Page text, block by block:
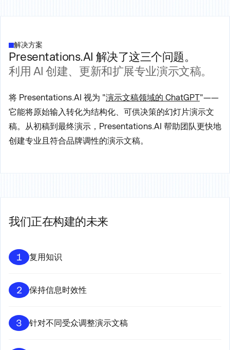
解决方案
Presentations.AI 解决了这三个问题。
利用 AI 创建、更新和扩展专业演示文稿。
将 Presentations.AI 视为 "演示文稿领域的 ChatGPT"——
它能将原始输入转化为结构化、可供决策的幻灯片演示文
稿。从初稿到最终演示，Presentations.AI 帮助团队更快地
创建专业且符合品牌调性的演示文稿。
我们正在构建的未来
1 复用知识
2 保持信息时效性
3 针对不同受众调整演示文稿